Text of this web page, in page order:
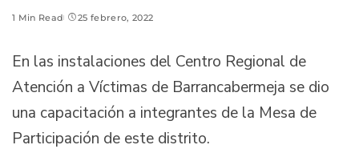
1 Min Read 25 febrero, 2022
En las instalaciones del Centro Regional de
Atención a Víctimas de Barrancabermeja se dio
una capacitación a integrantes de la Mesa de
Participación de este distrito.